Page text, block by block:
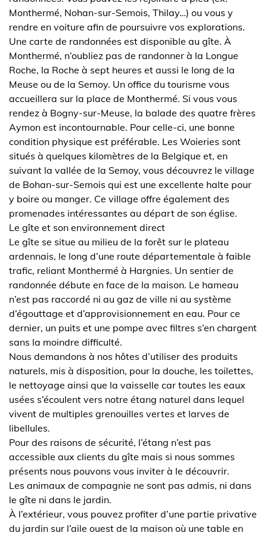
Monthermé, Nohan-sur-Semois, Thilay…) ou vous y
rendre en voiture afin de poursuivre vos explorations.
Une carte de randonnées est disponible au gîte. À
Monthermé, n’oubliez pas de randonner à la Longue
Roche, la Roche à sept heures et aussi le long de la
Meuse ou de la Semoy. Un office du tourisme vous
accueillera sur la place de Monthermé. Si vous vous
rendez à Bogny-sur-Meuse, la balade des quatre frères
Aymon est incontournable. Pour celle-ci, une bonne
condition physique est préférable. Les Woieries sont
situés à quelques kilomètres de la Belgique et, en
suivant la vallée de la Semoy, vous découvrez le village
de Bohan-sur-Semois qui est une excellente halte pour
y boire ou manger. Ce village offre également des
promenades intéressantes au départ de son église.
Le gîte et son environnement direct
Le gîte se situe au milieu de la forêt sur le plateau
ardennais, le long d’une route départementale à faible
trafic, reliant Monthermé à Hargnies. Un sentier de
randonnée débute en face de la maison. Le hameau
n’est pas raccordé ni au gaz de ville ni au système
d’égouttage et d’approvisionnement en eau. Pour ce
dernier, un puits et une pompe avec filtres s’en chargent
sans la moindre difficulté.
Nous demandons à nos hôtes d’utiliser des produits
naturels, mis à disposition, pour la douche, les toilettes,
le nettoyage ainsi que la vaisselle car toutes les eaux
usées s’écoulent vers notre étang naturel dans lequel
vivent de multiples grenouilles vertes et larves de
libellules.
Pour des raisons de sécurité, l’étang n’est pas
accessible aux clients du gîte mais si nous sommes
présents nous pouvons vous inviter à le découvrir.
Les animaux de compagnie ne sont pas admis, ni dans
le gîte ni dans le jardin.
À l’extérieur, vous pouvez profiter d’une partie privative
du jardin sur l’aile ouest de la maison où une table en